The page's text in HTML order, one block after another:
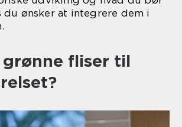
du ønsker at integrere dem i
grønne fliser til